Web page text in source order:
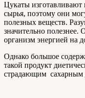
Цукаты изготавливают
сырья, поэтому они
полезных веществ.
значительно
организм энергией на
Однако большое
такой продукт
страдающим сахарным